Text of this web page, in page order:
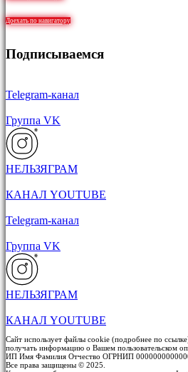
Доехать по навигатору
Подписываемся
Telegram-канал
Группа VK
НЕЛЬЗЯГРАМ
КАНАЛ YOUTUBE
Telegram-канал
Группа VK
НЕЛЬЗЯГРАМ
КАНАЛ YOUTUBE
Сайт использует файлы cookie (подробнее по
получать информацию о Вашем пользовательском
ИП Имя Фамилия Отчество ОГРНИП
Все права защищены © 2025.